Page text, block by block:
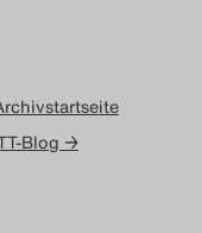
Blog →